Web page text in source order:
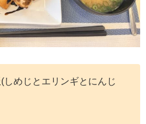
しめじとエリンギとにんじ